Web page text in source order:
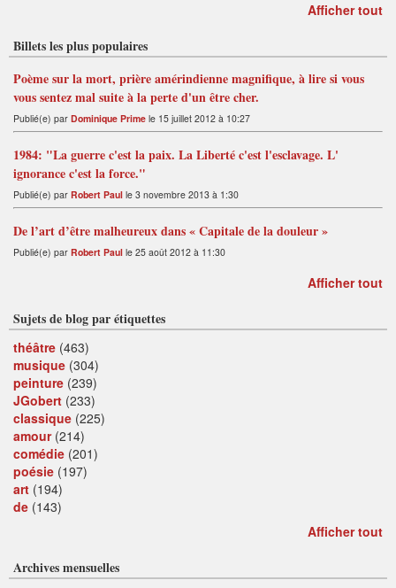
Afficher tout
Billets les plus populaires
Poème sur la mort, prière amérindienne magnifique, à lire si vous
vous sentez mal suite à la perte d'un être cher.
Publié(e) par Dominique Prime le 15 juillet 2012 à 10:27
1984: "La guerre c'est la paix. La Liberté c'est l'esclavage. L'
ignorance c'est la force."
Publié(e) par Robert Paul le 3 novembre 2013 à 1:30
De l’art d’être malheureux dans « Capitale de la douleur »
Publié(e) par Robert Paul le 25 août 2012 à 11:30
Afficher tout
Sujets de blog par étiquettes
théâtre (463)
musique (304)
peinture (239)
JGobert (233)
classique (225)
amour(214)
comédie (201)
poésie (197)
art (194)
de (143)
Afficher tout
Archives mensuelles